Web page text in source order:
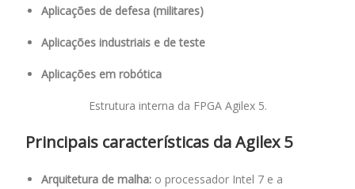
Aplicações de defesa (militares)
Aplicações industriais e de teste
Aplicações em robótica
Estrutura interna da FPGA Agilex 5.
Principais características da Agilex 5
Arquitetura de malha: o processador Intel 7 e a